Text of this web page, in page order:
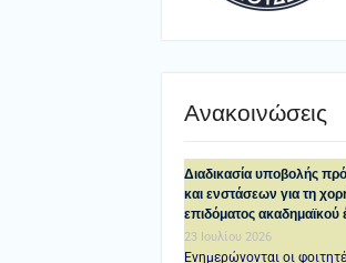
Ανακοινώσεις
Διαδικασία υποβολής
και ενστάσεων για τη
επιδόματος ακαδημαϊκού
23 Ιουλίου 2026
Ενημερώνονται οι